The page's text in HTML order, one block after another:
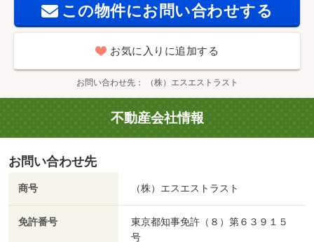
この物件にお問い合わせする
お気に入りに追加する
お問い合わせ先 （株）エスエストラスト
不動産会社情報
お問い合わせ先
商号 （株）エスエストラスト
免許番号
東京都知事免許（８）第６３９１５
号